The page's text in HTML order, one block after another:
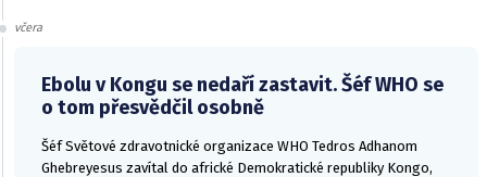
včera
Ebolu v Kongu se nedaří zastavit. Šéf WHO se
o tom přesvědčil osobně
Šéf Světové zdravotnické organizace WHO Tedros Adhanom
Ghebreyesus zavítal do africké Demokratické republiky Kongo,